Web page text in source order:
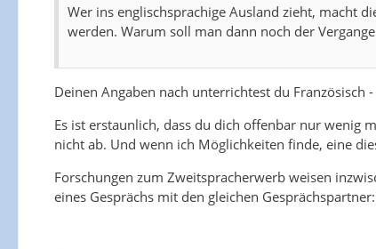
Wer ins englischsprachige Ausland zieht, macht
werden. Warum soll man dann noch der
Deinen Angaben nach unterrichtest du Französisch
Es ist erstaunlich, dass du dich offenbar nur wenig
nicht ab. Und wenn ich Möglichkeiten finde, eine
Forschungen zum Zweitspracherwerb weisen
eines Gesprächs mit den gleichen